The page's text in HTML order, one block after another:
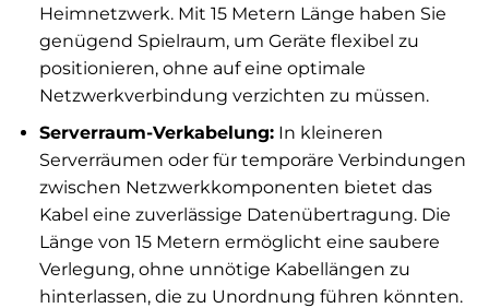
Heimnetzwerk. Mit 15 Metern Länge haben Sie
genügend Spielraum, um Geräte flexibel zu
positionieren, ohne auf eine optimale
Netzwerkverbindung verzichten zu müssen.
Serverraum-Verkabelung:In kleineren
Serverräumen oder für temporäre Verbindungen
zwischen Netzwerkkomponenten bietet das
Kabel eine zuverlässige Datenübertragung. Die
Länge von 15 Metern ermöglicht eine saubere
Verlegung, ohne unnötige Kabellängen zu
hinterlassen, die zu Unordnung führen könnten.